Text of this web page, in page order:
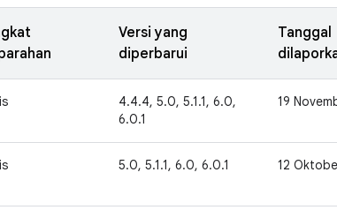
Versi yang
diperbarui
Tanggal
4.4.4, 5.0, 5.1.1, 6.0,
6.0.1
19
5.0, 5.1.1, 6.0, 6.0.1 12